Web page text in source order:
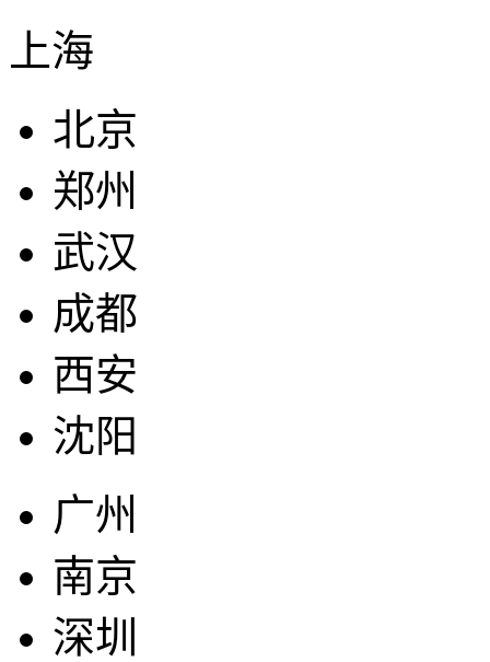
上海
北京
郑州
武汉
成都
西安
沈阳
广州
南京
深圳